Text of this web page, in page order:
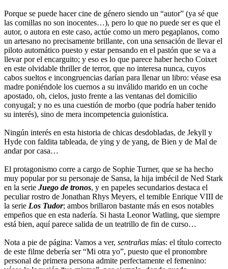
Porque se puede hacer cine de género siendo un “autor” (ya sé que
las comillas no son inocentes…), pero lo que no puede ser es que el
autor, o autora en este caso, actúe como un mero pegaplanos, como
un artesano no precisamente brillante, con una sensación de llevar el
piloto automático puesto y estar pensando en el pastón que se va a
llevar por el encarguito; y eso es lo que parece haber hecho Coixet
en este olvidable thriller de terror, que no interesa nunca, cuyos
cabos sueltos e incongruencias darían para llenar un libro: véase esa
madre poniéndole los cuernos a su inválido marido en un coche
apostado, oh, cielos, justo frente a las ventanas del domicilio
conyugal; y no es una cuestión de morbo (que podría haber tenido
su interés), sino de mera incompetencia guionística.
Ningún interés en esta historia de chicas desdobladas, de Jekyll y
Hyde con faldita tableada, de ying y de yang, de Bien y de Mal de
andar por casa…
El protagonismo corre a cargo de Sophie Turner, que se ha hecho
muy popular por su personaje de Sansa, la hija imbécil de Ned Stark
en la serie Juego de tronos, y en papeles secundarios destaca el
peculiar rostro de Jonathan Rhys Meyers, el temible Enrique VIII de
la serie Los Tudor; ambos brillaron bastante más en esos notables
empeños que en esta nadería. Si hasta Leonor Watling, que siempre
está bien, aquí parece salida de un teatrillo de fin de curso…
Nota a pie de página: Vamos a ver, sentrañas mías: el título correcto
de este filme debería ser “Mi otra yo”, puesto que el pronombre
personal de primera persona admite perfectamente el femenino: